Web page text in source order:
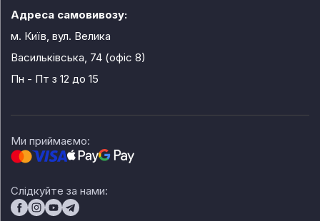
Адреса самовивозу:
м. Київ, вул. Велика
Васильківська, 74 (офіс 8)
Пн - Пт з 12 до 15
Ми приймаємо:
Слідкуйте за нами: